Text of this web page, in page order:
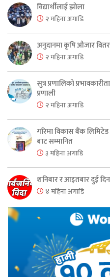
विद्यार्थीलाई झोला
२ महिना अगाडि
अनुदानमा कृषि औजार
२ महिना अगाडि
सुत्र प्रणालिको
प्रणाली
२ महिना अगाडि
गरिमा विकास बैंक
बाट सम्मानित
३ महिना अगाडि
शनिबार र आइतबार दुई
४ महिना अगाडि